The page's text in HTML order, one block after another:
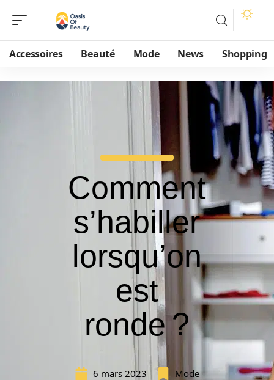
Accessoires Beauté Mode News Shopping
Comment
s’habiller
lorsqu’on
est
ronde ?
6 mars 2023 Mode